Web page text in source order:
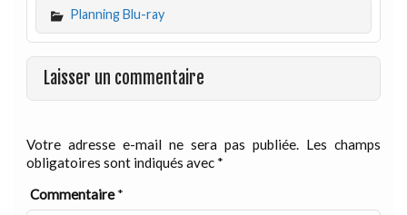
Planning Blu-ray
Laisser un commentaire
Votre adresse e-mail ne sera pas publiée.
Les champs
obligatoires sont indiqués avec *
Commentaire*